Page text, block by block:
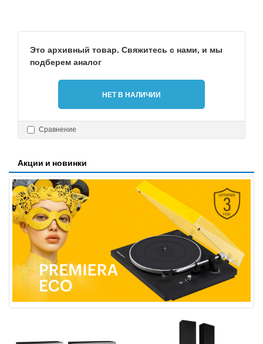
Это архивный товар. Свяжитесь с нами, и мы
подберем аналог
НЕТ В НАЛИЧИИ
Сравнение
Акции и новинки